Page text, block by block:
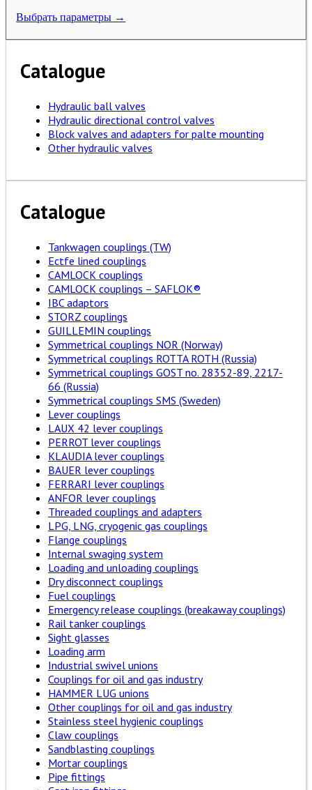
Выбрать параметры →
Catalogue
Hydraulic ball valves
Hydraulic directional control valves
Block valves and adapters for palte mounting
Other hydraulic valves
Catalogue
Tankwagen couplings (TW)
Ectfe lined couplings
CAMLOCK couplings
CAMLOCK couplings – SAFLOK®
IBC adaptors
STORZ couplings
GUILLEMIN couplings
Symmetrical couplings NOR (Norway)
Symmetrical couplings ROTTA ROTH (Russia)
Symmetrical couplings GOST no. 28352-89, 2217-
66 (Russia)
Symmetrical couplings SMS (Sweden)
Lever couplings
LAUX 42 lever couplings
PERROT lever couplings
KLAUDIA lever couplings
BAUER lever couplings
FERRARI lever couplings
ANFOR lever couplings
Threaded couplings and adapters
LPG, LNG, cryogenic gas couplings
Flange couplings
Internal swaging system
Loading and unloading couplings
Dry disconnect couplings
Fuel couplings
Emergency release couplings (breakaway couplings)
Rail tanker couplings
Sight glasses
Loading arm
Industrial swivel unions
Couplings for oil and gas industry
HAMMER LUG unions
Other couplings for oil and gas industry
Stainless steel hygienic couplings
Claw couplings
Sandblasting couplings
Mortar couplings
Pipe fittings